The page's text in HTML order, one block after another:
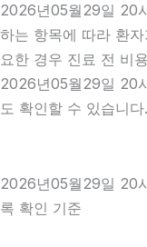
2026년05월29일 20
하는 항목에 따라 환
요한 경우 진료 전 비
2026년05월29일 20
도 확인할 수 있습니
2026년05월29일 20
록 확인 기준